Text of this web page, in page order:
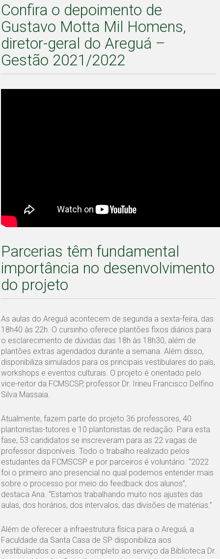
Confira o depoimento de
Gustavo Motta Mil Homens,
diretor-geral do Areguá –
Gestão 2021/2022
Parcerias têm fundamental
importância no desenvolvimento
do projeto
As aulas do Areguá acontecem de segunda a sexta-feira, das
18h40 às 22h. O cursinho oferece plantões fixos diários para
o esclarecimento de dúvidas das 18h às 18h30, além de
plantões extras agendados durante a semana. Além disso,
disponibiliza simulados para os principais vestibulares do país,
workshops e eventos culturais. O projeto é orientado pelo
vice-reitor da FCMSCSP, professor Dr. Irineu Francisco Delfino
Silva Massaia.
Atualmente, fazem parte do projeto 36 professores, 40
plantonistas-tutores e 10 plantonistas de redação. Para esta
fase, 53 candidatos se inscreveram para as 22 vagas de
professor disponíveis. Todo o trabalho realizado pelos
estudantes da FCMSCSP e por parceiros é voluntário. “2022
foi o primeiro ano presencial no qual podemos entender mais
sobre o processo por meio do feedback dos alunos”,
destaca Ana. “Estamos trabalhando muito nos ajustes das
aulas, dos horários, dos intervalos, das divisões de matérias.”
Além de oferecer a infraestrutura física para o Areguá, a
Faculdade da Santa Casa de SP disponibiliza aos
vestibulandos o acesso completo ao serviço da Biblioteca Dr.